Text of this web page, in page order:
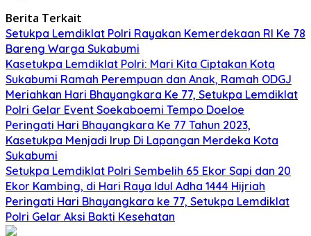
Berita Terkait
Setukpa Lemdiklat Polri Rayakan Kemerdekaan RI Ke 78
Bareng Warga Sukabumi
Kasetukpa Lemdiklat Polri: Mari Kita Ciptakan Kota
Sukabumi Ramah Perempuan dan Anak, Ramah ODGJ
Meriahkan Hari Bhayangkara Ke 77, Setukpa Lemdiklat
Polri Gelar Event Soekaboemi Tempo Doeloe
Peringati Hari Bhayangkara Ke 77 Tahun 2023,
Kasetukpa Menjadi Irup Di Lapangan Merdeka Kota
Sukabumi
Setukpa Lemdiklat Polri Sembelih 65 Ekor Sapi dan 20
Ekor Kambing, di Hari Raya Idul Adha 1444 Hijriah
Peringati Hari Bhayangkara ke 77, Setukpa Lemdiklat
Polri Gelar Aksi Bakti Kesehatan